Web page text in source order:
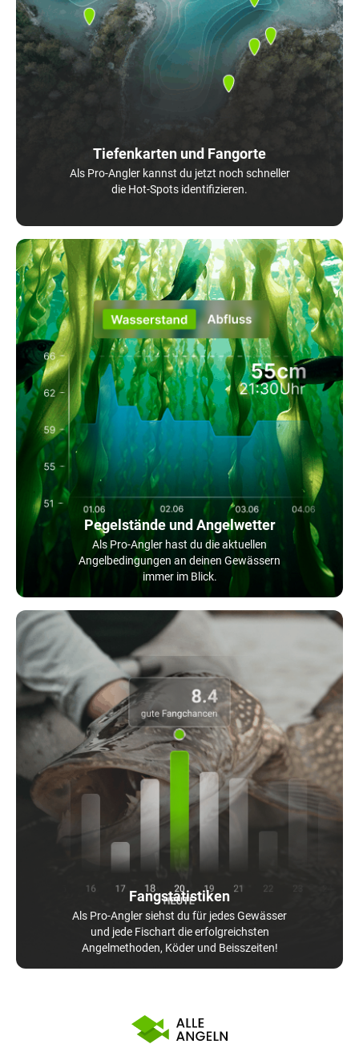
Tiefenkarten und Fangorte
Als Pro-Angler kannst du jetzt noch schneller
die Hot-Spots identifizieren.
Pegelstände und Angelwetter
Als Pro-Angler hast du die aktuellen
Angelbedingungen an deinen Gewässern
immer im Blick.
Fangstatistiken
Als Pro-Angler siehst du für jedes Gewässer
und jede Fischart die erfolgreichsten
Angelmethoden, Köder und Beisszeiten!